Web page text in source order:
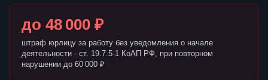
до 48 000 ₽
штраф юрлицу за работу без уведомления о начале
деятельности - ст. 19.7.5-1 КоАП РФ, при повторном
нарушении до 60 000 ₽